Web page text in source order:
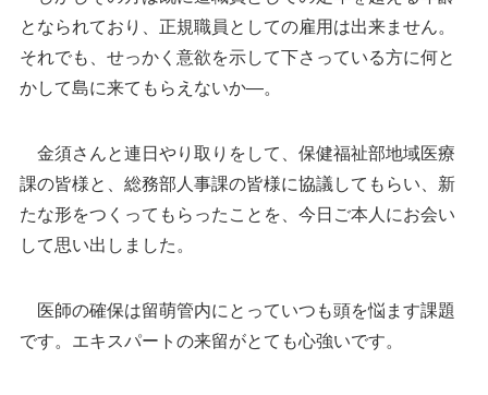
となられており、正規職員としての雇用は出来ません。
それでも、せっかく意欲を示して下さっている方に何と
かして島に来てもらえないか―。
金須さんと連日やり取りをして、保健福祉部地域医療
課の皆様と、総務部人事課の皆様に協議してもらい、新
たな形をつくってもらったことを、今日ご本人にお会い
して思い出しました。
医師の確保は留萌管内にとっていつも頭を悩ます課題
です。エキスパートの来留がとても心強いです。